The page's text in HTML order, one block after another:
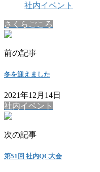
社内イベント
さくらごころ
前の記事
冬を迎えました
2021年12月14日
社内イベント
次の記事
第51回 社内QC大会